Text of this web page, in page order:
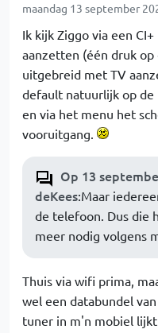
maandag 13 september
Ik kijk Ziggo via een
aanzetten (één druk
uitgebreid met TV
default natuurlijk op de
en via het menu het
vooruitgang.
Op 13
deKees:Maar
de telefoon. Dus die
meer nodig volgens
Thuis via wifi prima,
wel een databundel
tuner in m'n mobiel